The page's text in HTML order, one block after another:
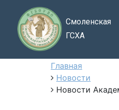
Смоленская
ГСХА
Главная
Новости
Новости